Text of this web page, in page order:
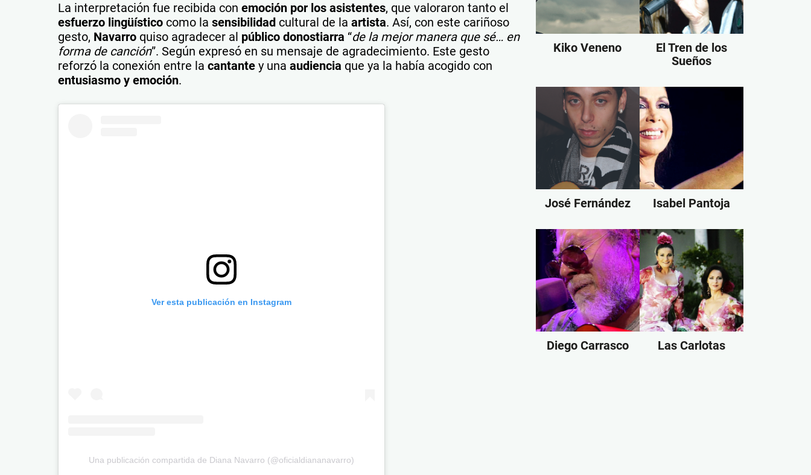
La interpretación fue recibida con emoción por los asistentes, que valoraron tanto el
esfuerzo lingüístico como la sensibilidad cultural de la artista. Así, con este cariñoso
gesto, Navarro quiso agradecer al público donostiarra “de la mejor manera que sé… en
forma de canción”. Según expresó en su mensaje de agradecimiento. Este gesto
reforzó la conexión entre la cantante y una audiencia que ya la había acogido con
entusiasmo y emoción.
Ver esta publicación en Instagram
Una publicación compartida de Diana Navarro (@oficialdiananavarro)
Kiko Veneno
El Tren de los
Sueños
José Fernández Isabel Pantoja
Diego Carrasco Las Carlotas